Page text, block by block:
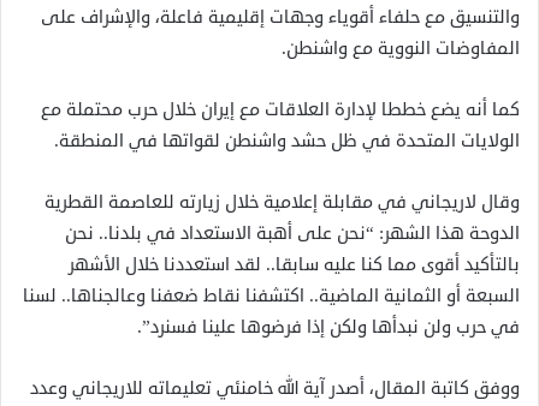
والتنسيق مع حلفاء أقوياء وجهات إقليمية فاعلة، والإشراف على
المفاوضات النووية مع واشنطن.
كما أنه يضع خططا لإدارة العلاقات مع إيران خلال حرب محتملة مع
الولايات المتحدة في ظل حشد واشنطن لقواتها في المنطقة.
وقال لاريجاني في مقابلة إعلامية خلال زيارته للعاصمة القطرية
الدوحة هذا الشهر: “نحن على أهبة الاستعداد في بلدنا.. نحن
بالتأكيد أقوى مما كنا عليه سابقا.. لقد استعددنا خلال الأشهر
السبعة أو الثمانية الماضية.. اكتشفنا نقاط ضعفنا وعالجناها.. لسنا
في حرب ولن نبدأها ولكن إذا فرضوها علينا فسنرد”.
ووفق كاتبة المقال، أصدر آية الله خامنئي تعليماته للاريجاني وعدد